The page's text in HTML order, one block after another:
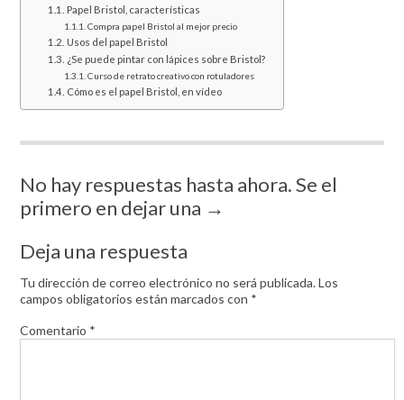
Papel Bristol, características
Compra papel Bristol al mejor precio
Usos del papel Bristol
¿Se puede pintar con lápices sobre Bristol?
Curso de retrato creativo con rotuladores
Cómo es el papel Bristol, en vídeo
No hay respuestas hasta ahora. Se el
primero en dejar una →
Deja una respuesta
Tu dirección de correo electrónico no será publicada. Los
campos obligatorios están marcados con *
Comentario *